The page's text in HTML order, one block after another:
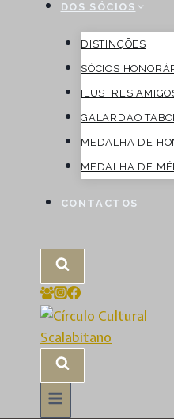
DOS SÓCIOS
DISTINÇÕES
SÓCIOS
ILUSTRES
GALARDÃO
MEDALHA DE
MEDALHA DE
CONTACTOS